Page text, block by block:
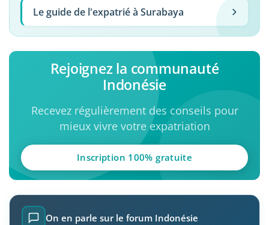
Le guide de l'expatrié à Surabaya
Rejoignez la communauté
Indonésie
Recevez régulièrement des conseils pour
mieux vivre votre expatriation
Inscription 100% gratuite
On en parle sur le forum Indonésie